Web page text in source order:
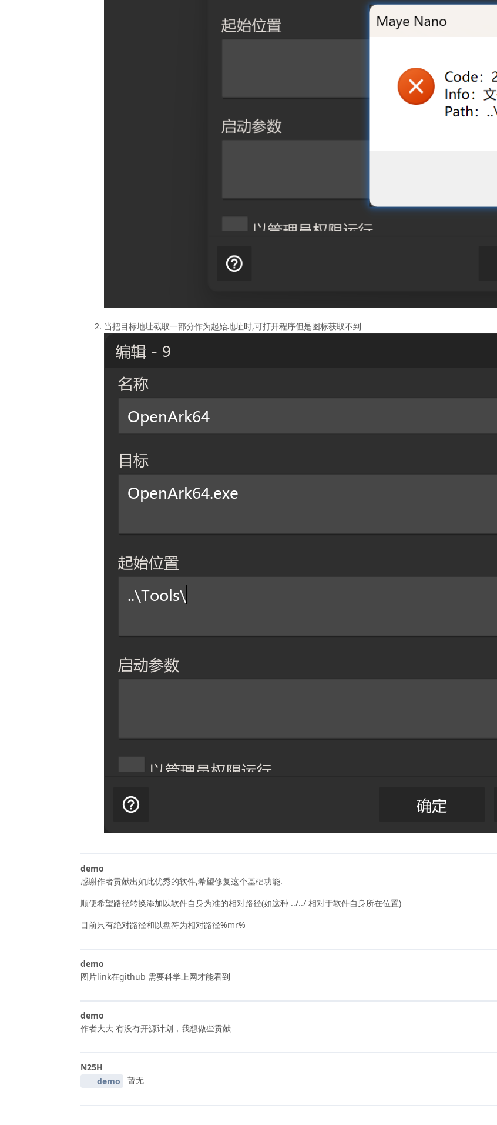
当把目标地址截取一部分作为起始地址时,可打开程序但是图标获取不到
demo
感谢作者贡献出如此优秀的软件,希望修复这个基础功能.
顺便希望路径转换添加以软件自身为准的相对路径(如这种 ../../ 相对于软件自身所在位置)
目前只有绝对路径和以盘符为相对路径%mr%
demo
图片link在github 需要科学上网才能看到
demo
作者大大 有没有开源计划，我想做些贡献
N25H
demo
暂无